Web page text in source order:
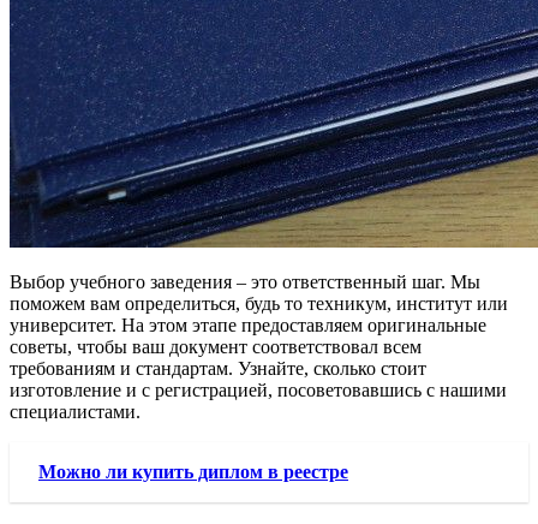
Выбор учебного заведения – это ответственный шаг. Мы
поможем вам определиться, будь то техникум, институт или
университет. На этом этапе предоставляем оригинальные
советы, чтобы ваш документ соответствовал всем
требованиям и стандартам. Узнайте, сколько стоит
изготовление и с регистрацией, посоветовавшись с нашими
специалистами.
Можно ли купить диплом в реестре